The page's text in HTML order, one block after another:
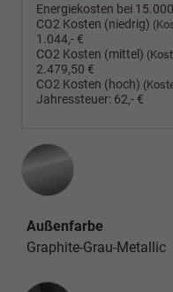
Energiekosten bei
CO2 Kosten (niedrig)
1.044,- €
CO2 Kosten (mittel)
2.479,50 €
CO2 Kosten (hoch)
Jahressteuer: 62,- €
Außenfarbe
Graphite-Grau-Metallic